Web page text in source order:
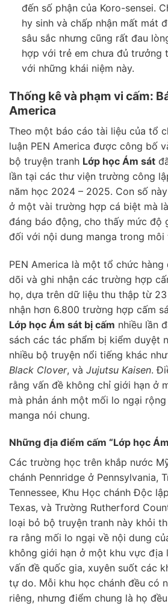
đến số phận của Koro-sensei.
hy sinh và chấp nhận mất mát
sâu sắc nhưng cũng rất đau
hợp với trẻ em chưa đủ trưởng
với những khái niệm này.
Thống kê và phạm vi cấm:
America
Theo một báo cáo tài liệu của tổ
luận PEN America được công bố
bộ truyện tranh Lớp học Ám sát
lần tại các thư viện trường công
năm học 2024 – 2025. Con số
ở một vài trường hợp cá biệt mà
đáng báo động, cho thấy mức độ
đối với nội dung manga trong
PEN America là một tổ chức
dõi và ghi nhận các trường hợp
họ, dựa trên dữ liệu thu thập từ
nhận hơn 6.800 trường hợp cấm
Lớp học Ám sát bị cấm nhiều lần
sách các tác phẩm bị kiểm duyệt
nhiều bộ truyện nổi tiếng khác như
Black Clover, và Jujutsu Kaisen.
rằng vấn đề không chỉ giới hạn ở
mà phản ánh một mối lo ngại
manga nói chung.
Những địa điểm cấm “Lớp học
Các trường học trên khắp nước
chánh Pennridge ở Pennsylvania,
Tennessee, Khu Học chánh Độc
Texas, và Trường Rutherford
loại bỏ bộ truyện tranh này khỏi
ra rằng mối lo ngại về nội dung
không giới hạn ở một khu vực địa
vấn đề quốc gia, xuyên suốt các
tự do. Mỗi khu học chánh đều có
riêng, nhưng điểm chung là họ